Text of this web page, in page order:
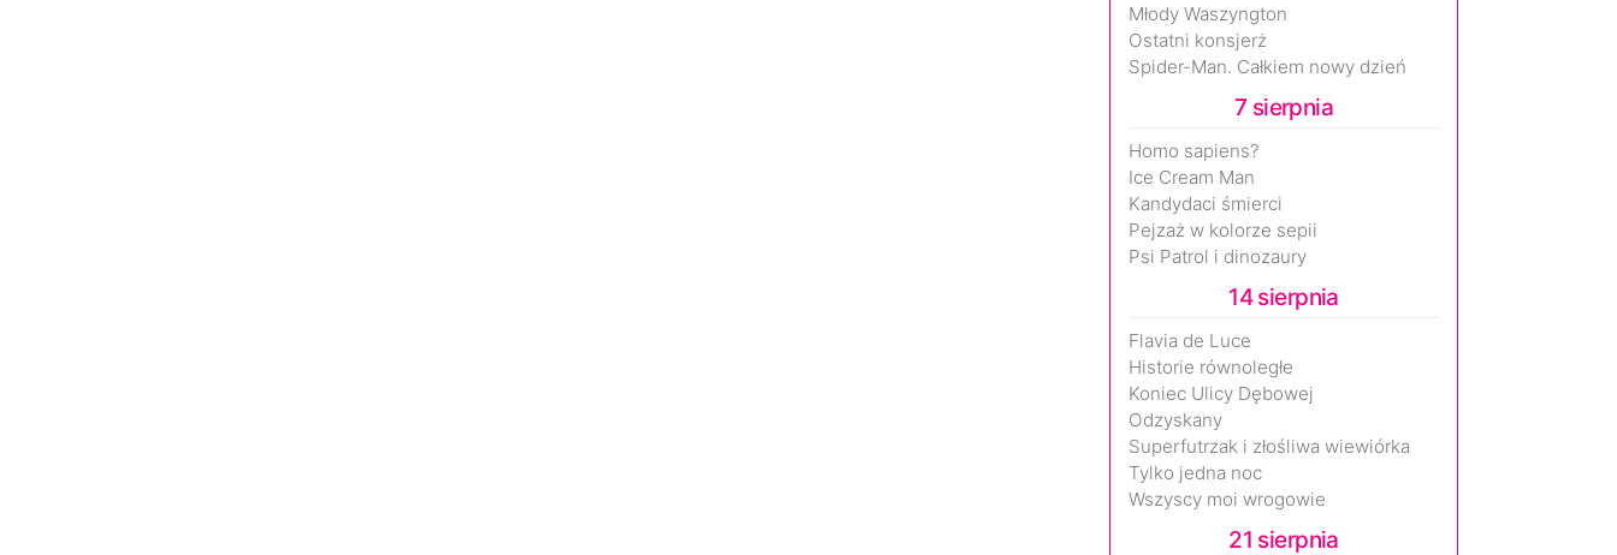
Młody Waszyngton
Ostatni konsjerż
Spider-Man. Całkiem nowy dzień
7 sierpnia
Homo sapiens?
Ice Cream Man
Kandydaci śmierci
Pejzaż w kolorze sepii
Psi Patrol i dinozaury
14 sierpnia
Flavia de Luce
Historie równoległe
Koniec Ulicy Dębowej
Odzyskany
Superfutrzak i złośliwa wiewiórka
Tylko jedna noc
Wszyscy moi wrogowie
21 sierpnia